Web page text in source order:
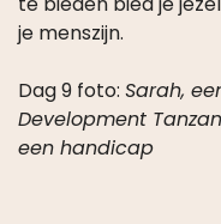
Development
een handicap